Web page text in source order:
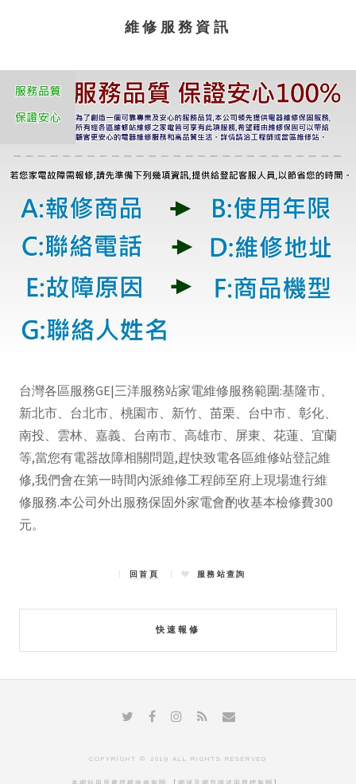
維修服務資訊
台灣各區服務GE|三洋服務站家電維修服務範圍:基隆市、
新北市、台北市、桃園市、新竹、苗栗、台中市、彰化、
南投、雲林、嘉義、台南市、高雄市、屏東、花蓮、宜蘭
等,當您有電器故障相關問題,趕快致電各區維修站登記維
修,我們會在第一時間內派維修工程師至府上現場進行維
修服務.本公司外出服務保固外家電會酌收基本檢修費300
元。
快速報修
回首頁 服務站查詢
COPYRIGHT © 2019 ALL RIGHTS RESERVED
本網站與原廠授權維修無關 【網域及網頁描述與商標無關】